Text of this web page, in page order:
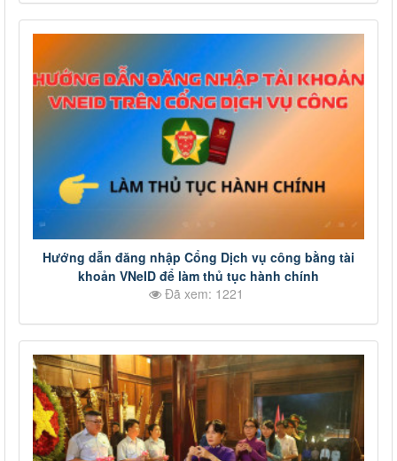
Hướng dẫn đăng nhập Cổng Dịch vụ công bằng tài
khoản VNeID để làm thủ tục hành chính
Đã xem: 1221